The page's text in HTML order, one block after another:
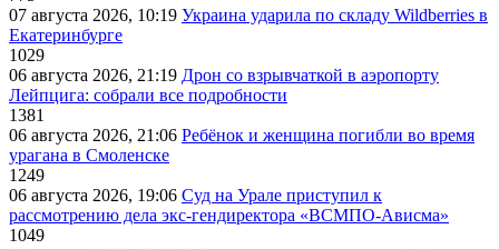
07 августа 2026, 10:19 Украина ударила по складу Wildberries в
Екатеринбурге
1029
06 августа 2026, 21:19 Дрон со взрывчаткой в аэропорту
Лейпцига: собрали все подробности
1381
06 августа 2026, 21:06 Ребёнок и женщина погибли во время
урагана в Смоленске
1249
06 августа 2026, 19:06 Суд на Урале приступил к
рассмотрению дела экс-гендиректора «ВСМПО-Ависма»
1049